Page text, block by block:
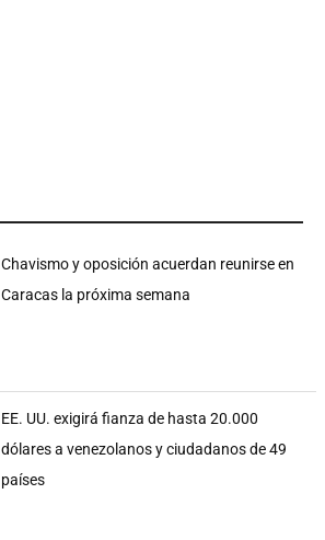
Chavismo y oposición acuerdan reunirse en
Caracas la próxima semana
EE. UU. exigirá fianza de hasta 20.000
dólares a venezolanos y ciudadanos de 49
países